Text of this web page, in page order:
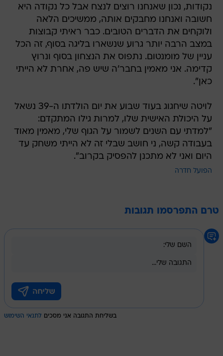
נקודות, נכון שאנחנו רוצים לנצח אבל כל נקודה היא
חשובה ואנחנו מחבקים אותה, ממשיכים הלאה
ולוקחים את הדברים הטובים. כבר ראיתי קבוצות
במצב הרבה יותר גרוע שנשארו בליגה בסוף, זה הכל
עניין של מומנטום. נתפוס את הנצחון בסוף ונרוץ
קדימה. אני מאמין בחבר'ה שיש פה, אחרת לא הייתי
כאן".
לויטה שיחגוג בעוד שבוע את יום הולדתו ה-39 נשאל
על היכולת האישית שלו, למרות גילו המתקדם:
"למדתי עם השנים לשמור על הגוף שלי, מאמין מאוד
בעבודה קשה, ני חושב שבלי זה לא הייתי משחק עד
היום ואני לא מתכנן להפסיק בקרוב".
הפועל חדרה
טרם התפרסמו תגובות
בשליחת התגובה אני מסכים לתנאי השימוש